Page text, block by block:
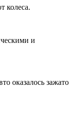
колеса.
и
оказалось зажато